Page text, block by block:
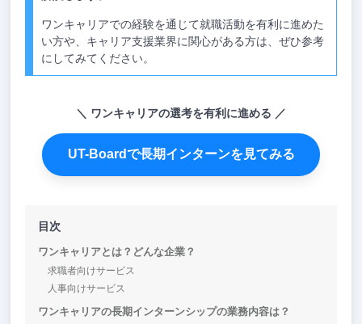
ワンキャリアでの経験を通じて就職活動を有利に進めた
い方や、キャリア支援業界に関心がある方は、ぜひ参考
にしてみてください。
ワンキャリアの選考を有利に進める
UT-Boardで長期インターンを見てみる
目次
ワンキャリアとは？どんな企業？
求職者向けサービス
人事向けサービス
ワンキャリアの長期インターンシップの業務内容は？